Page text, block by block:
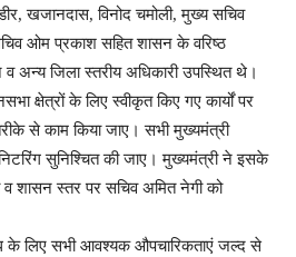
खजानदास, विनोद चमोली, मुख्य सचिव
ओम प्रकाश सहित शासन के वरिष्ठ
व अन्य जिला स्तरीय अधिकारी उपस्थित थे।
क्षेत्रों के लिए स्वीकृत किए गए कार्यों पर
से काम किया जाए। सभी मुख्यमंत्री
सुनिश्चित की जाए। मुख्यमंत्री ने इसके
व शासन स्तर पर सचिव अमित नेगी को
के लिए सभी आवश्यक औपचारिकताएं जल्द से